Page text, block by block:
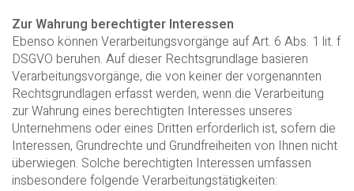
Zur Wahrung berechtigter Interessen
Ebenso können Verarbeitungsvorgänge auf Art. 6 Abs. 1 lit. f
DSGVO beruhen. Auf dieser Rechtsgrundlage basieren
Verarbeitungsvorgänge, die von keiner der vorgenannten
Rechtsgrundlagen erfasst werden, wenn die Verarbeitung
zur Wahrung eines berechtigten Interesses unseres
Unternehmens oder eines Dritten erforderlich ist, sofern die
Interessen, Grundrechte und Grundfreiheiten von Ihnen nicht
überwiegen. Solche berechtigten Interessen umfassen
insbesondere folgende Verarbeitungstätigkeiten: